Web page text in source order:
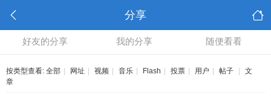
分享
好友的分享 我的分享 随便看看
按类型查看: 全部 网址 视频 音乐 Flash 投票 用户 帖子
文
章